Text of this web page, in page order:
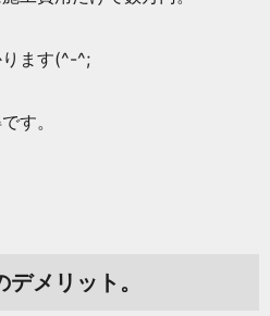
ます(^-^;
す。
メリット。